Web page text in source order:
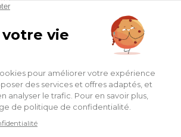
générales de vente
de confidentialité